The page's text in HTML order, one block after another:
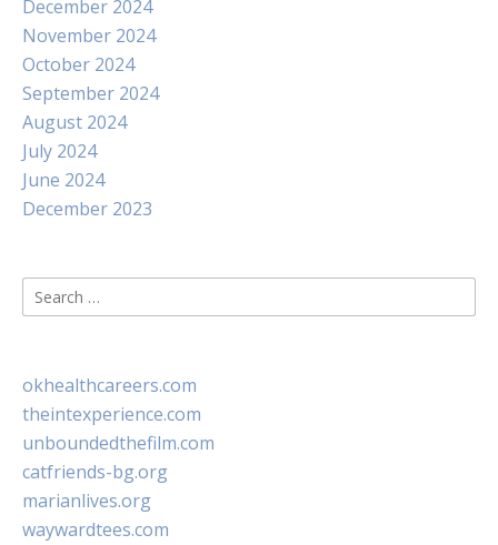
December 2024
November 2024
October 2024
September 2024
August 2024
July 2024
June 2024
December 2023
Search
for:
okhealthcareers.com
theintexperience.com
unboundedthefilm.com
catfriends-bg.org
marianlives.org
waywardtees.com